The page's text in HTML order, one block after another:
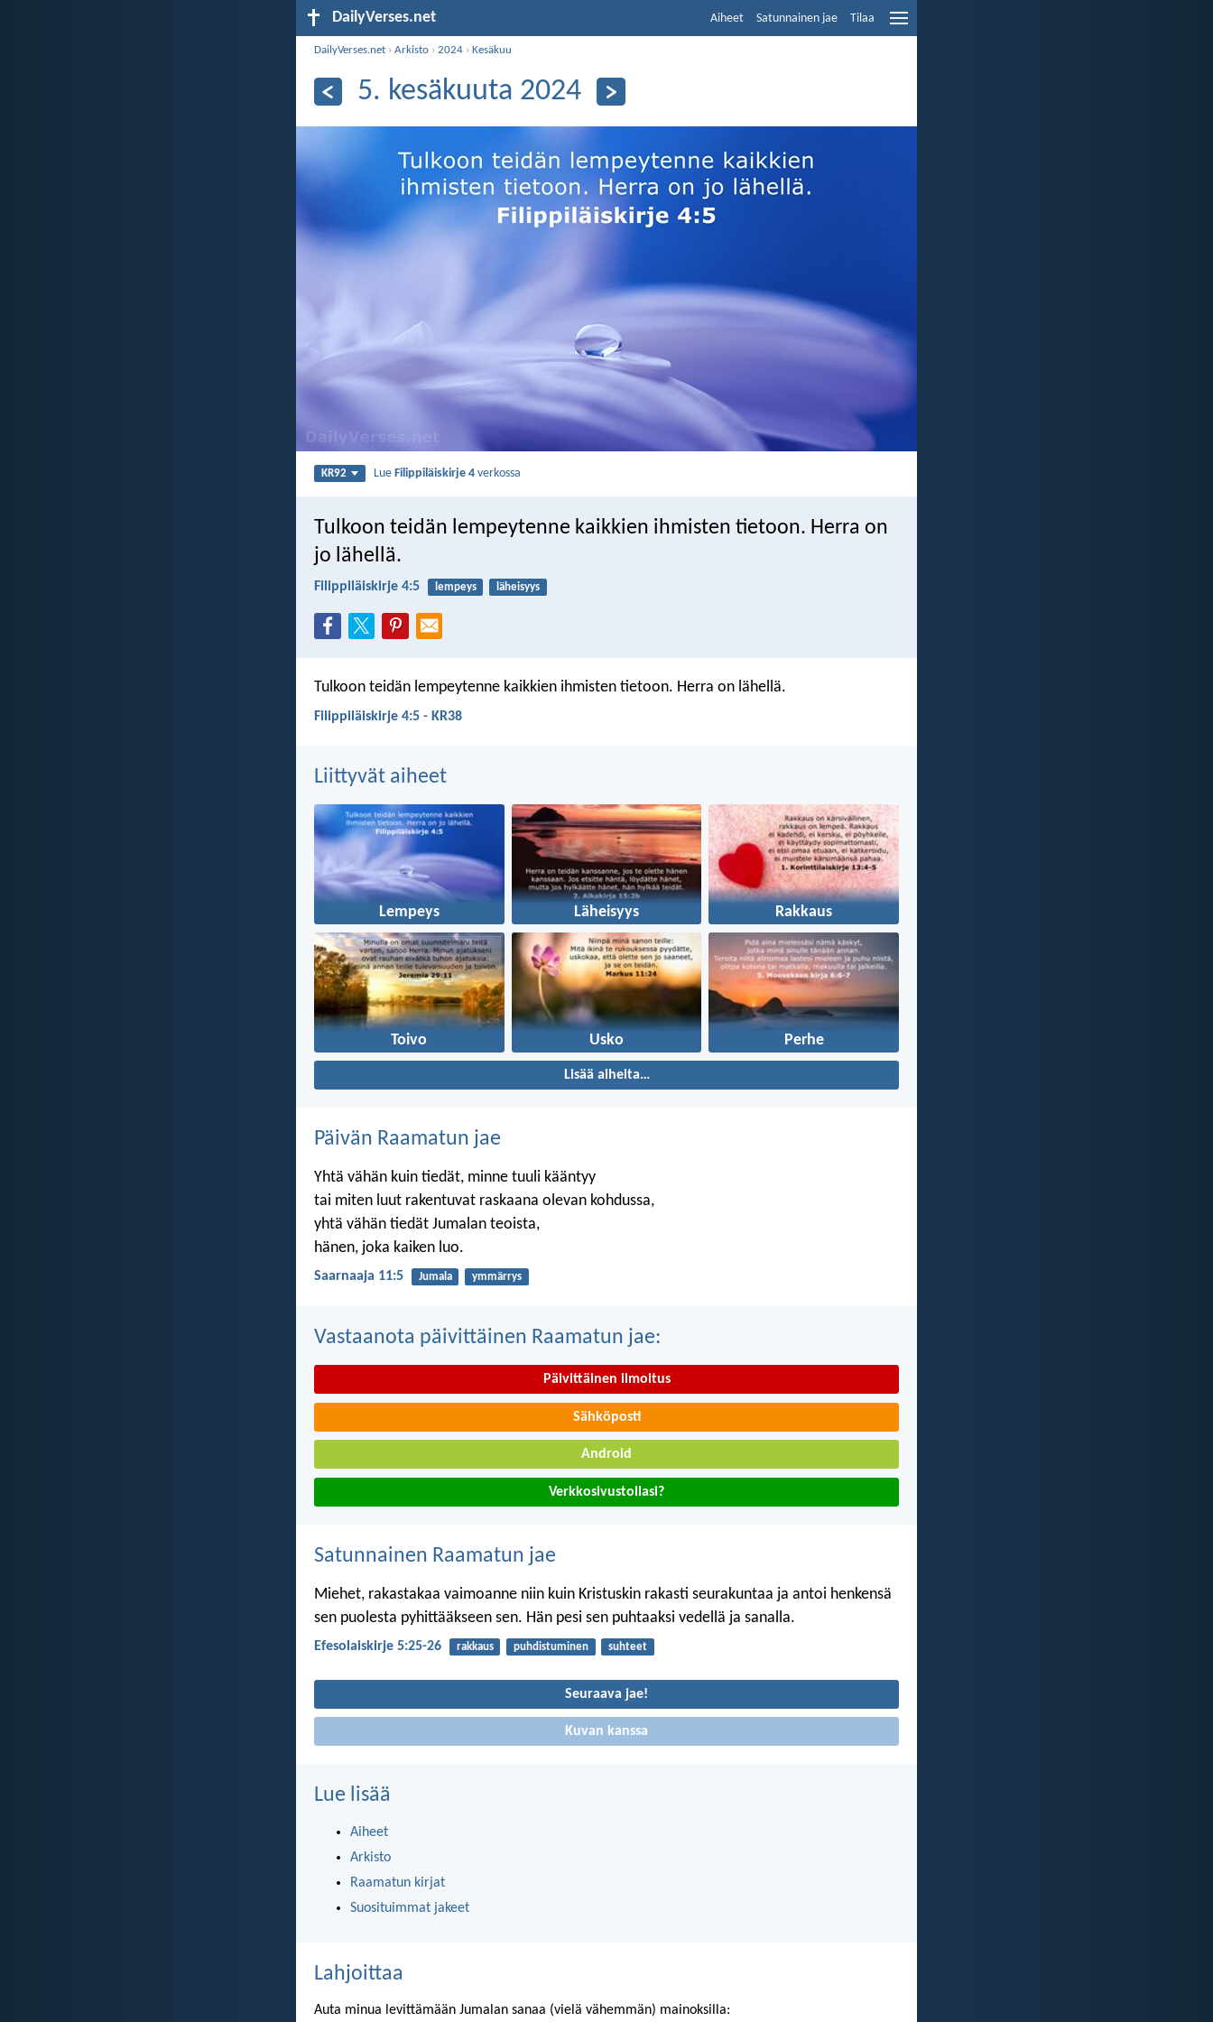
DailyVerses.net Aiheet Satunnainen jae Tilaa
DailyVerses.net ›Arkisto ›2024 ›Kesäkuu
5. kesäkuuta 2024
KR92 LueFilippiläiskirje 4 verkossa
Tulkoon teidän lempeytenne kaikkien ihmisten tietoon. Herra on
jo lähellä.
Filippiläiskirje 4:5 lempeys läheisyys
Tulkoon teidän lempeytenne kaikkien ihmisten tietoon. Herra on lähellä.
Filippiläiskirje 4:5 - KR38
Liittyvät aiheet
Lempeys Läheisyys Rakkaus
Toivo Usko Perhe
Lisää aiheita…
Päivän Raamatun jae
Yhtä vähän kuin tiedät, minne tuuli kääntyy
tai miten luut rakentuvat raskaana olevan kohdussa,
yhtä vähän tiedät Jumalan teoista,
hänen, joka kaiken luo.
Saarnaaja 11:5 Jumala ymmärrys
Vastaanota päivittäinen Raamatun jae:
Päivittäinen ilmoitus
Sähköposti
Android
Verkkosivustollasi?
Satunnainen Raamatun jae
Miehet, rakastakaa vaimoanne niin kuin Kristuskin rakasti seurakuntaa ja antoi henkensä
sen puolesta pyhittääkseen sen. Hän pesi sen puhtaaksi vedellä ja sanalla.
Efesolaiskirje 5:25-26 rakkaus puhdistuminen suhteet
Seuraava jae!
Kuvan kanssa
Lue lisää
Aiheet
Arkisto
Raamatun kirjat
Suosituimmat jakeet
Lahjoittaa
Auta minua levittämään Jumalan sanaa (vielä vähemmän) mainoksilla: